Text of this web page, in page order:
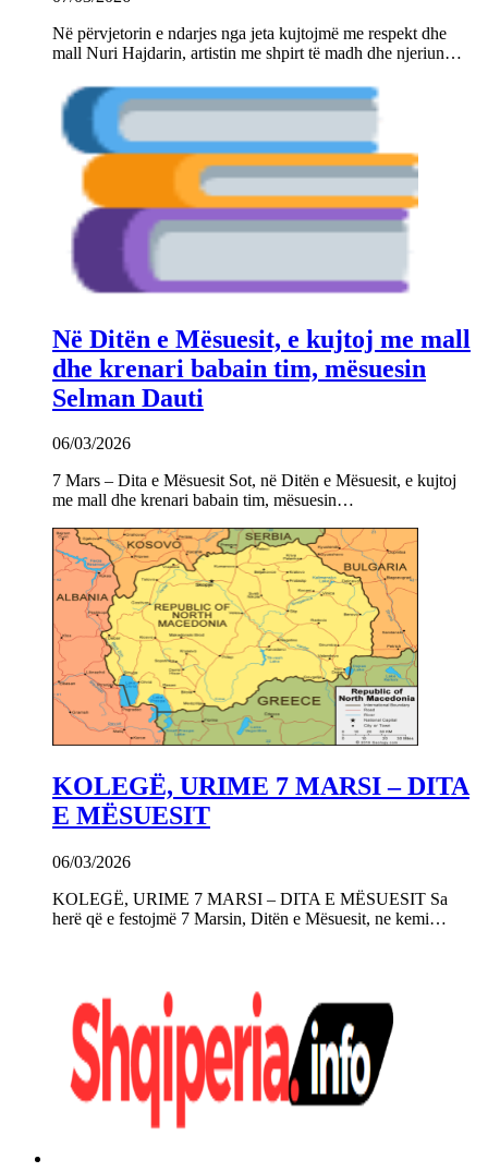
Në përvjetorin e ndarjes nga jeta kujtojmë me respekt dhe
mall Nuri Hajdarin, artistin me shpirt të madh dhe njeriun…
Në Ditën e Mësuesit, e kujtoj me mall
dhe krenari babain tim, mësuesin
Selman Dauti
06/03/2026
7 Mars – Dita e Mësuesit Sot, në Ditën e Mësuesit, e kujtoj
me mall dhe krenari babain tim, mësuesin…
KOLEGË, URIME 7 MARSI – DITA
E MËSUESIT
06/03/2026
KOLEGË, URIME 7 MARSI – DITA E MËSUESIT Sa
herë që e festojmë 7 Marsin, Ditën e Mësuesit, ne kemi…